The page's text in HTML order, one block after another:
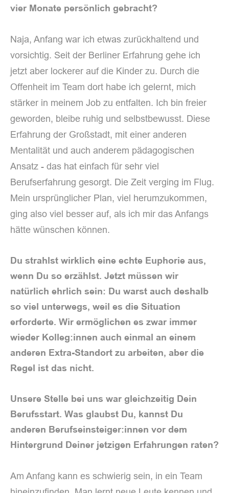
vier Monate persönlich gebracht?
Naja, Anfang war ich etwas zurückhaltend und
vorsichtig. Seit der Berliner Erfahrung gehe ich
jetzt aber lockerer auf die Kinder zu. Durch die
Offenheit im Team dort habe ich gelernt, mich
stärker in meinem Job zu entfalten. Ich bin freier
geworden, bleibe ruhig und selbstbewusst. Diese
Erfahrung der Großstadt, mit einer anderen
Mentalität und auch anderem pädagogischen
Ansatz - das hat einfach für sehr viel
Berufserfahrung gesorgt. Die Zeit verging im Flug.
Mein ursprünglicher Plan, viel herumzukommen,
ging also viel besser auf, als ich mir das Anfangs
hätte wünschen können.
Du strahlst wirklich eine echte Euphorie aus,
wenn Du so erzählst. Jetzt müssen wir
natürlich ehrlich sein: Du warst auch deshalb
so viel unterwegs, weil es die Situation
erforderte. Wir ermöglichen es zwar immer
wieder Kolleg:innen auch einmal an einem
anderen Extra-Standort zu arbeiten, aber die
Regel ist das nicht.
Unsere Stelle bei uns war gleichzeitig Dein
Berufsstart. Was glaubst Du, kannst Du
anderen Berufseinsteiger:innen vor dem
Hintergrund Deiner jetzigen Erfahrungen raten?
Am Anfang kann es schwierig sein, in ein Team